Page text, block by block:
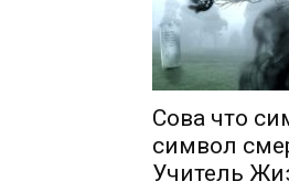
Сова что
символ
Учитель